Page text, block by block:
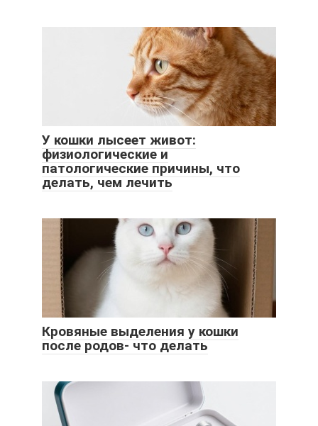
У кошки лысеет живот:
физиологические и
патологические причины, что
делать, чем лечить
Кровяные выделения у кошки
после родов- что делать